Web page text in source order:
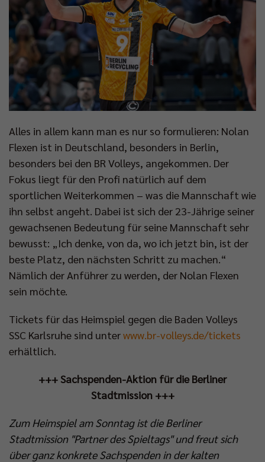
Alles in allem kann man es nur so formulieren: Nolan
Flexen ist in Deutschland, besonders in Berlin,
besonders bei den BR Volleys, angekommen. Der
Fokus liegt für den Profi natürlich auf dem
sportlichen Weiterkommen – was die Mannschaft wie
ihn selbst angeht. Dabei ist sich der 23-Jährige seiner
gewachsenen Bedeutung für seine Mannschaft sehr
bewusst: „Ich denke, von da, wo ich jetzt bin, ist der
beste Platz, den nächsten Schritt zu machen.“
Nämlich der Anführer zu werden, der Nolan Flexen
sein möchte.
Tickets für das Heimspiel gegen die Baden Volleys
SSC Karlsruhe sind unterwww.br-volleys.de/tickets
erhältlich.
+++ Sachspenden-Aktion für die Berliner
Stadtmission +++
Zum Heimspiel am Sonntag ist die Berliner
Stadtmission "Partner des Spieltags" und freut sich
über ganz konkrete Sachspenden in der kalten